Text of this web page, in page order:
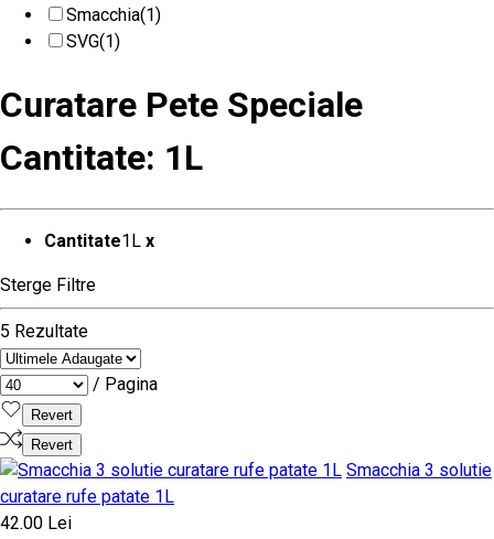
Smacchia(1)
SVG(1)
Curatare Pete Speciale
Cantitate: 1L
Cantitate1L x
Sterge Filtre
5 Rezultate
/ Pagina
Revert
Revert
Smacchia 3 solutie
curatare rufe patate 1L
42.00 Lei